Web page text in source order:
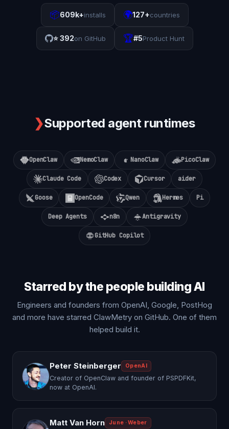
📦609k+installs 🌍127+countries
⭐392on GitHub 🏆#5Product Hunt
❯Supported agent runtimes
OpenClaw NemoClaw NanoClaw PicoClaw
Claude Code Codex Cursor aider
Goose OpenCode Qwen Hermes Pi
Deep Agents n8n Antigravity
GitHub Copilot
Starred by the people building AI
Engineers and founders from OpenAI, Google, PostHog
and more have starred ClawMetry on GitHub. One of them
helped build it.
Peter Steinberger OpenAI
Creator of OpenClaw and founder of PSPDFKit,
now at OpenAI.
Matt Van Horn June · Weber